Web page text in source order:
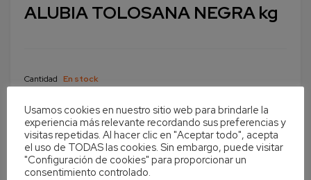
ALUBIA TOLOSANA NEGRA kg
Cantidad En stock
Añadir al carrito
Usamos cookies en nuestro sitio web para brindarle la
experiencia más relevante recordando sus preferencias y
visitas repetidas. Al hacer clic en "Aceptar todo", acepta
el uso de TODAS las cookies. Sin embargo, puede visitar
"Configuración de cookies" para proporcionar un
consentimiento controlado.